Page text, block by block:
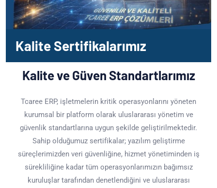
Kalite Sertifikalarımız
Kalite ve Güven Standartlarımız
Tcaree ERP, işletmelerin kritik operasyonlarını yöneten
kurumsal bir platform olarak uluslararası yönetim ve
güvenlik standartlarına uygun şekilde geliştirilmektedir.
Sahip olduğumuz sertifikalar; yazılım geliştirme
süreçlerimizden veri güvenliğine, hizmet yönetiminden iş
sürekliliğine kadar tüm operasyonlarımızın bağımsız
kuruluşlar tarafından denetlendiğini ve uluslararası